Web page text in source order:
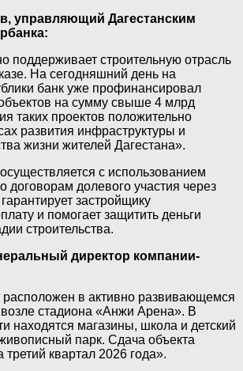
управляющий Дагестанским
поддерживает строительную отрасль
На сегодняшний день на
банк уже профинансировал
на сумму свыше 4 млрд
таких проектов положительно
развития инфраструктуры и
жизни жителей Дагестана».
с использованием
договорам долевого участия через
застройщику
и помогает защитить деньги
строительства.
директор компании-
в активно развивающемся
стадиона «Анжи Арена». В
находятся магазины, школа и детский
парк. Сдача объекта
квартал 2026 года».